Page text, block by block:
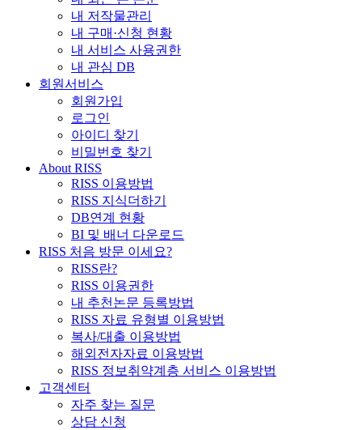
내 저작물관리
내 구매·신청 현황
내 서비스 사용권한
내 관심 DB
회원서비스
회원가입
로그인
아이디 찾기
비밀번호 찾기
About RISS
RISS 이용방법
RISS 지식더하기
DB연계 현황
BI 및 배너 다운로드
RISS 처음 방문 이세요?
RISS란?
RISS 이용권한
내 추천논문 등록방법
RISS 자료 유형별 이용방법
복사/대출 이용방법
해외전자자료 이용방법
RISS 정보취약계층 서비스 이용방법
고객센터
자주 찾는 질문
상담 신청